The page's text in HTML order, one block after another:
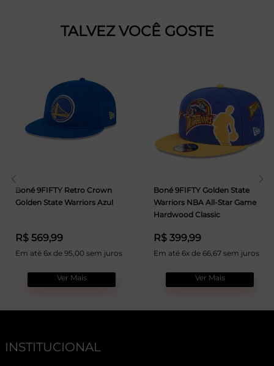
TALVEZ VOCÊ GOSTE
Boné 9FIFTY Retro Crown
Golden State Warriors Azul
R$ 569,99
Em até 6x de 95,00 sem juros
Ver Mais
Boné 9FIFTY Golden State
Warriors NBA All-Star Game
Hardwood Classic
R$ 399,99
Em até 6x de 66,67 sem juros
Ver Mais
INSTITUCIONAL